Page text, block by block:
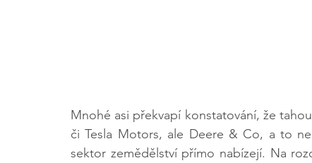
Mnohé asi překvapí konstatování, že
či Tesla Motors, ale Deere & Co, a to
sektor zemědělství přímo nabízejí. Na